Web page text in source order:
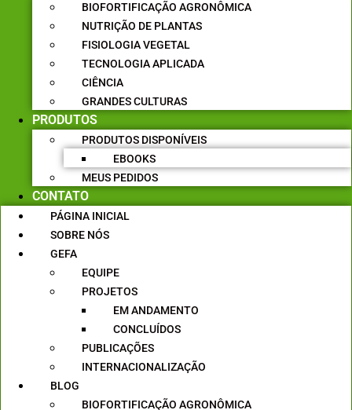
BIOFORTIFICAÇÃO AGRONÔMICA
NUTRIÇÃO DE PLANTAS
FISIOLOGIA VEGETAL
TECNOLOGIA APLICADA
CIÊNCIA
GRANDES CULTURAS
PRODUTOS
PRODUTOS DISPONÍVEIS
EBOOKS
MEUS PEDIDOS
CONTATO
PÁGINA INICIAL
SOBRE NÓS
GEFA
EQUIPE
PROJETOS
EM ANDAMENTO
CONCLUÍDOS
PUBLICAÇÕES
INTERNACIONALIZAÇÃO
BLOG
BIOFORTIFICAÇÃO AGRONÔMICA